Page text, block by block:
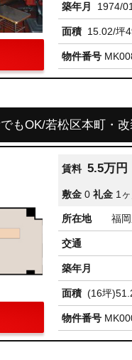
築年月 1974/
面積 15.02/坪
物件番号
もOK/若松区本町・
賃料 5.5万円
敷金 0 礼金 1ヶ
所在地 福
交通
築年月
面積 (16坪
物件番号